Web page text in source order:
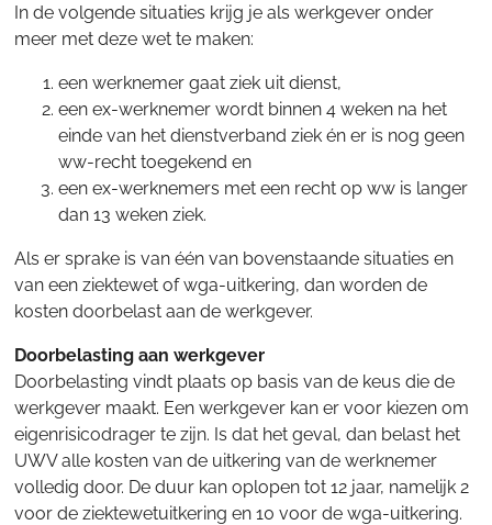
In de volgende situaties krijg je als werkgever onder
meer met deze wet te maken:
een werknemer gaat ziek uit dienst,
een ex-werknemer wordt binnen 4 weken na het
einde van het dienstverband ziek én er is nog geen
ww-recht toegekend en
een ex-werknemers met een recht op ww is langer
dan 13 weken ziek.
Als er sprake is van één van bovenstaande situaties en
van een ziektewet of wga-uitkering, dan worden de
kosten doorbelast aan de werkgever.
Doorbelasting aan werkgever
Doorbelasting vindt plaats op basis van de keus die de
werkgever maakt. Een werkgever kan er voor kiezen om
eigenrisicodrager te zijn. Is dat het geval, dan belast het
UWV alle kosten van de uitkering van de werknemer
volledig door. De duur kan oplopen tot 12 jaar, namelijk 2
voor de ziektewetuitkering en 10 voor de wga-uitkering.